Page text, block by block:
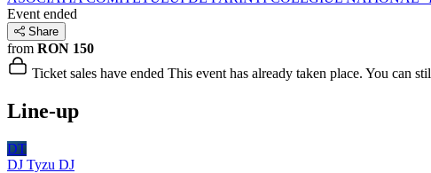
Event ended
Share
from RON 150
Ticket sales have ended This event has already taken place. You can
Line-up
DT
DJ Tyzu DJ